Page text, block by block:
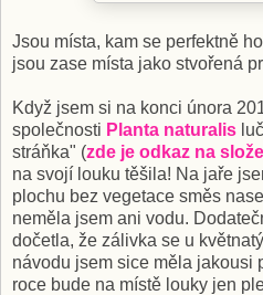
Jsou místa, kam se perfektně
jsou zase místa jako stvořená
Když jsem si na konci února
společnosti Planta naturalis
stráňka" (zde je odkaz na
na svojí louku těšila! Na jaře
plochu bez vegetace směs
neměla jsem ani vodu.
dočetla, že zálivka se u
návodu jsem sice měla jakousi
roce bude na místě louky jen